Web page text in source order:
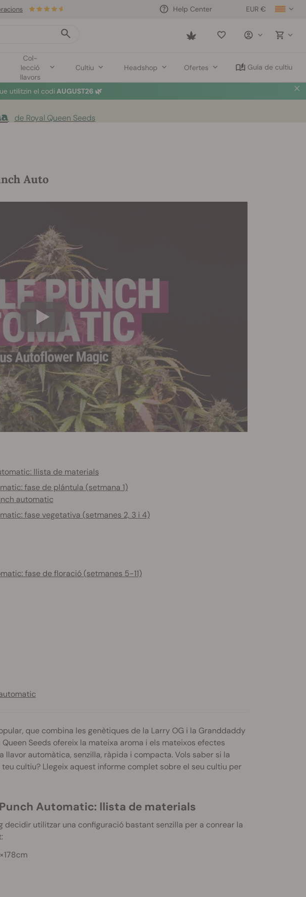
EUR €
Help Center
Saved
Col-
lecció
llavors
Cultiu Headshop Ofertes Guía de cultiu
utilitzin el codiAUGUST26 🌿
de Royal Queen Seeds
Auto
llista de materials
fase de plántula (setmana 1)
automatic
fase vegetativa (setmanes 2, 3 i 4)
fase de floració (setmanes 5-11)
que combina les genètiques de la Larry OG i la Granddaddy
Queen Seeds ofereix la mateixa aroma i els mateixos efectes
llavor automàtica, senzilla, ràpida i compacta. Vols saber si la
cultiu? Llegeix aquest informe complet sobre el seu cultiu per
Automatic: llista de materials
decidir utilitzar una configuració bastant senzilla per a conrear la